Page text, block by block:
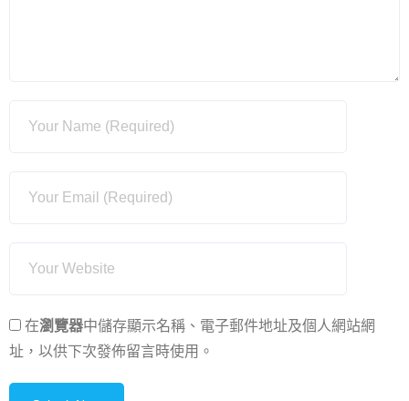
在瀏覽器中儲存顯示名稱、電子郵件地址及個人網站網
址，以供下次發佈留言時使用。